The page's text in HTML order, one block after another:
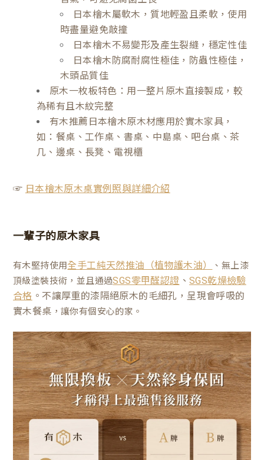
日本檜木屬軟木，質地輕盈且柔軟，使用
時盡量避免敲撞
日本檜木不易變形及產生裂縫，穩定性佳
日本檜木防腐耐腐性極佳，防蟲性極佳，
木頭品質佳
原木一枚板特色：用一整片原木直接製成，較
為稀有且木紋完整
有木推薦日本檜木原木材應用於實木家具，
如：餐桌、工作桌、書桌、中島桌、吧台桌、茶
几、邊桌、長凳、電視櫃
☞ 日本檜木原木桌實例照與詳細介紹
一輩子的原木家具
有木堅持使用全手工純天然推油（植物護木油）
、無上漆
頂級塗裝技術，並且通過SGS零甲醛認證 、SGS乾燥檢驗
合格 。不讓厚重的漆隔絕原木的毛細孔，呈現會呼吸的
實木餐桌 ，讓你有個安心的家。